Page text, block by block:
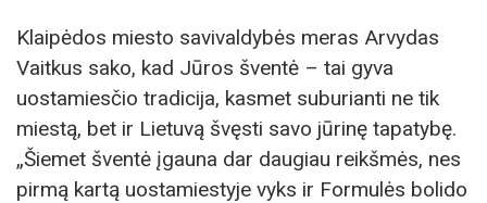
Klaipėdos miesto savivaldybės meras Arvydas
Vaitkus sako, kad Jūros šventė – tai gyva
uostamiesčio tradicija, kasmet suburianti ne tik
miestą, bet ir Lietuvą švęsti savo jūrinę tapatybę.
„Šiemet šventė įgauna dar daugiau reikšmės, nes
pirmą kartą uostamiestyje vyks ir Formulės bolido